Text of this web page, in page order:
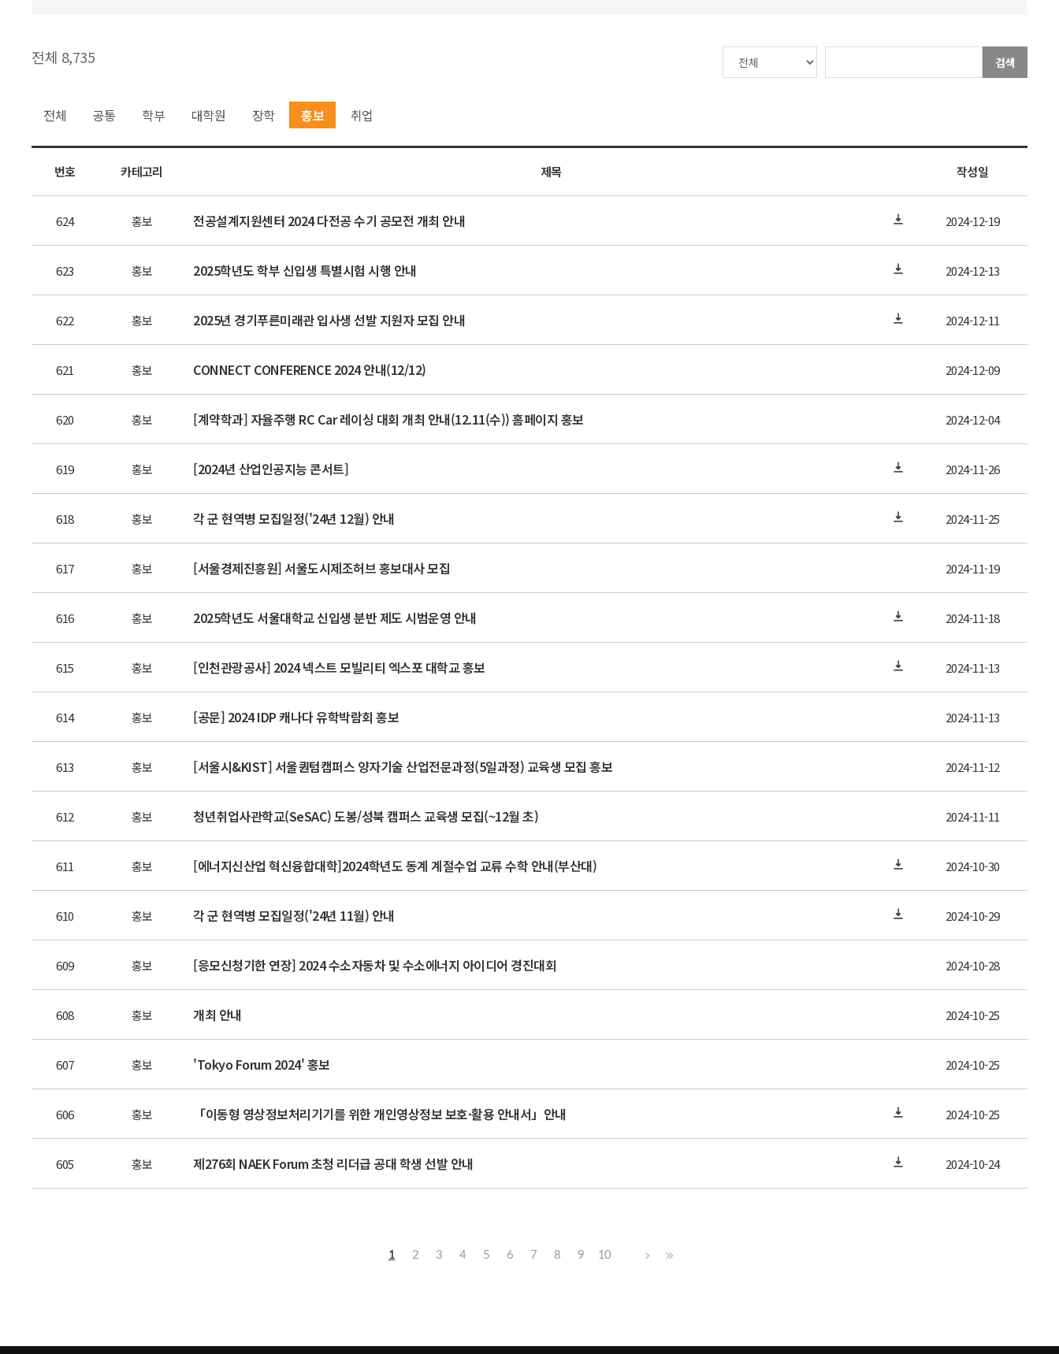
전체 8,735 검색
전체 공통 학부 대학원 장학 홍보 취업
번호 카테고리 제목 작성일
624 홍보 전공설계지원센터 2024 다전공 수기 공모전 개최 안내 2024-12-19
623 홍보 2025학년도 학부 신입생 특별시험 시행 안내 2024-12-13
622 홍보 2025년 경기푸른미래관 입사생 선발 지원자 모집 안내 2024-12-11
621 홍보 CONNECT CONFERENCE 2024 안내(12/12) 2024-12-09
620 홍보 [계약학과] 자율주행 RC Car 레이싱 대회 개최 안내(12.11(수)) 홈페이지 홍보 2024-12-04
619 홍보 [2024년 산업인공지능 콘서트] 2024-11-26
618 홍보 각 군 현역병 모집일정('24년 12월) 안내 2024-11-25
617 홍보 [서울경제진흥원] 서울도시제조허브 홍보대사 모집 2024-11-19
616 홍보 2025학년도 서울대학교 신입생 분반 제도 시범운영 안내 2024-11-18
615 홍보 [인천관광공사] 2024 넥스트 모빌리티 엑스포 대학교 홍보 2024-11-13
614 홍보 [공문] 2024 IDP 캐나다 유학박람회 홍보 2024-11-13
613 홍보 [서울시&KIST] 서울퀀텀캠퍼스 양자기술 산업전문과정(5일과정) 교육생 모집 홍보 2024-11-12
612 홍보 청년취업사관학교(SeSAC) 도봉/성북 캠퍼스 교육생 모집(~12월 초) 2024-11-11
611 홍보 [에너지신산업 혁신융합대학]2024학년도 동계 계절수업 교류 수학 안내(부산대) 2024-10-30
610 홍보 각 군 현역병 모집일정('24년 11월) 안내 2024-10-29
609 홍보 [응모신청기한 연장] 2024 수소자동차 및 수소에너지 아이디어 경진대회 2024-10-28
608 홍보 개최 안내 2024-10-25
607 홍보 'Tokyo Forum 2024' 홍보 2024-10-25
606 홍보 「이동형 영상정보처리기기를 위한 개인영상정보 보호·활용 안내서」안내 2024-10-25
605 홍보 제276회 NAEK Forum 초청 리더급 공대 학생 선발 안내 2024-10-24
1 2 3 4 5 6 7 8 9 10